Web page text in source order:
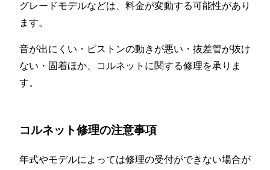
グレードモデルなどは、料金が変動する可能性があり
ます。
音が出にくい・ピストンの動きが悪い・抜差管が抜け
ない・固着ほか、コルネットに関する修理を承りま
す。
コルネット修理の注意事項
年式やモデルによっては修理の受付ができない場合が